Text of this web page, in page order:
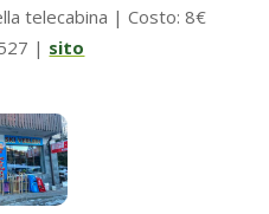
telecabina | Costo: 8€
| sito